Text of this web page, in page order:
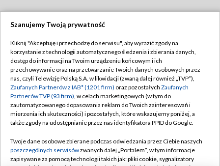
TVP
Abonament TVP
Emisja w TVP
Centrum informacji TVP
Naziemna Telewizja Cyfrowa
Rada Programowa
Regulamin TVP
Polityka prywatności
Moje zgody
Pomoc
Kontakt
Szanujemy Twoją prywatność
Kliknij "Akceptuję i przechodzę do serwisu", aby wyrazić zgody na
korzystanie z technologii automatycznego śledzenia i zbierania danych,
dostęp do informacji na Twoim urządzeniu końcowym i ich
przechowywanie oraz na przetwarzanie Twoich danych osobowych przez
nas, czyli Telewizję Polską S.A. w likwidacji (zwaną dalej również „TVP”),
Zaufanych Partnerów z IAB* (1201 firm) oraz pozostałych Zaufanych
Partnerów TVP (93 firm), w celach marketingowych (w tym do
zautomatyzowanego dopasowania reklam do Twoich zainteresowań i
mierzenia ich skuteczności) i pozostałych, które wskazujemy poniżej, a
także zgody na udostępnianie przez nas identyfikatora PPID do Google.
Twoje dane osobowe zbierane podczas odwiedzania przez Ciebie naszych
poszczególnych serwisówzwanych dalej „Portalem”, w tym informacje
zapisywane za pomocą technologii takich jak: pliki cookie, sygnalizatory